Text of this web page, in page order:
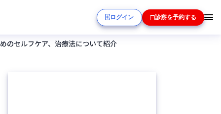
ログイン 診察を予約する
のセルフケア、治療法について紹介